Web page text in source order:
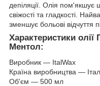
депіляції. Олія пом'якшує
свіжості та гладкості.
зменшує больові відчуття
Характеристики олії
Ментол:
Виробник — ItalWax
Країна виробництва —
Об'єм — 500 мл